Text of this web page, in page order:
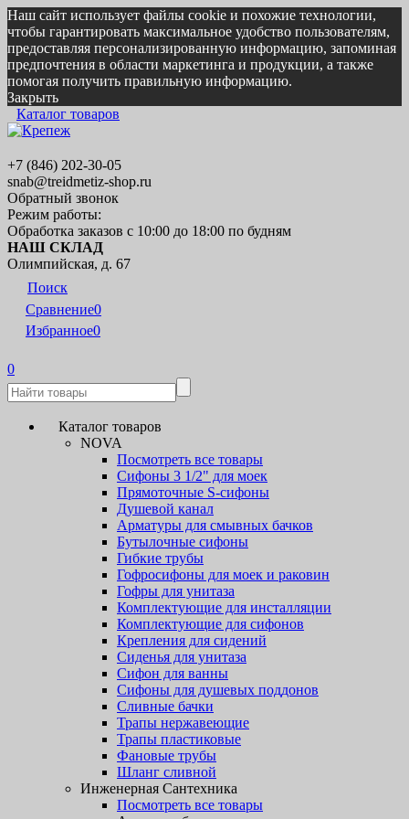
Наш сайт использует файлы cookie и похожие технологии,
чтобы гарантировать максимальное удобство пользователям,
предоставляя персонализированную информацию, запоминая
предпочтения в области маркетинга и продукции, а также
помогая получить правильную информацию.
Закрыть
Каталог товаров
+7 (846) 202-30-05
snab@treidmetiz-shop.ru
Обратный звонок
Режим работы:
Обработка заказов с 10:00 до 18:00 по будням
НАШ СКЛАД
Олимпийская, д. 67
Поиск
Сравнение0
Избранное0
0
Каталог товаров
NOVA
Посмотреть все товары
Сифоны 3 1/2" для моек
Прямоточные S-сифоны
Душевой канал
Арматуры для смывных бачков
Бутылочные сифоны
Гибкие трубы
Гофросифоны для моек и раковин
Гофры для унитаза
Комплектующие для инсталляции
Комплектующие для сифонов
Крепления для сидений
Сиденья для унитаза
Сифон для ванны
Сифоны для душевых поддонов
Сливные бачки
Трапы нержавеющие
Трапы пластиковые
Фановые трубы
Шланг сливной
Инженерная Сантехника
Посмотреть все товары